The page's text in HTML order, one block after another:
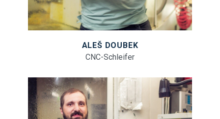
ALEŠ DOUBEK
CNC-Schleifer